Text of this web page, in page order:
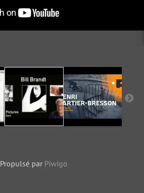
Propulsé par Piwigo